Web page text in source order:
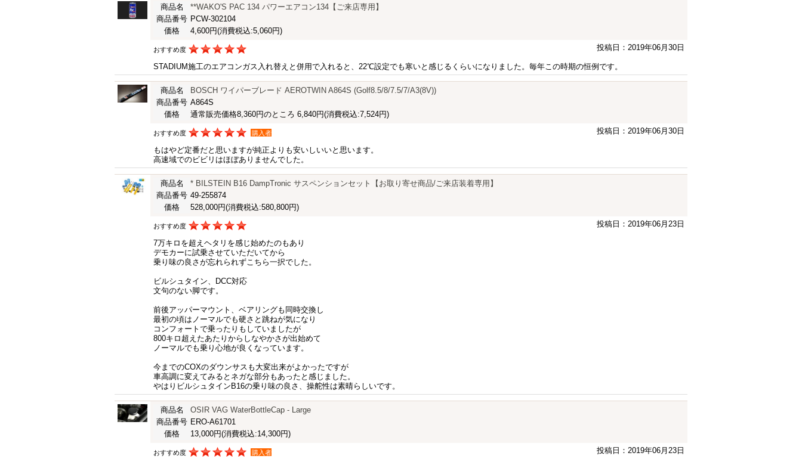
商品名
**WAKO'S PAC 134 パワーエアコン134【ご来店専用】
商品番号 PCW-302104
価格
4,600円(消費税込:5,060円)
投稿日：2019年06月30日
おすすめ度
STADIUM施工のエアコンガス入れ替えと併用で入れると、22℃設定でも寒いと感じるくらいになりました。毎年この時期の恒例です。
商品名
BOSCH ワイパーブレード AEROTWIN A864S (Golf8.5/8/7.5/7/A3(8V))
商品番号 A864S
価格
通常販売価格8,360円のところ 6,840円(消費税込:7,524円)
投稿日：2019年06月30日
おすすめ度 購入者
もはやど定番だと思いますが純正よりも安いしいいと思います。
高速域でのビビリはほぼありませんでした。
商品名
* BILSTEIN B16 DampTronic サスペンションセット【お取り寄せ商品/ご来店装着専用】
商品番号 49-255874
価格
528,000円(消費税込:580,800円)
投稿日：2019年06月23日
おすすめ度
7万キロを超えヘタリを感じ始めたのもあり
デモカーに試乗させていただいてから
乗り味の良さが忘れられずこちら一択でした。
ビルシュタイン、DCC対応
文句のない脚です。
前後アッパーマウント、ベアリングも同時交換し
最初の頃はノーマルでも硬さと跳ねが気になり
コンフォートで乗ったりもしていましたが
800キロ超えたあたりからしなやかさが出始めて
ノーマルでも乗り心地が良くなっています。
今までのCOXのダウンサスも大変出来がよかったですが
車高調に変えてみるとネガな部分もあったと感じました。
やはりビルシュタインB16の乗り味の良さ、操舵性は素晴らしいです。
商品名
OSIR VAG WaterBottleCap - Large
商品番号 ERO-A61701
価格
13,000円(消費税込:14,300円)
投稿日：2019年06月23日
おすすめ度 購入者